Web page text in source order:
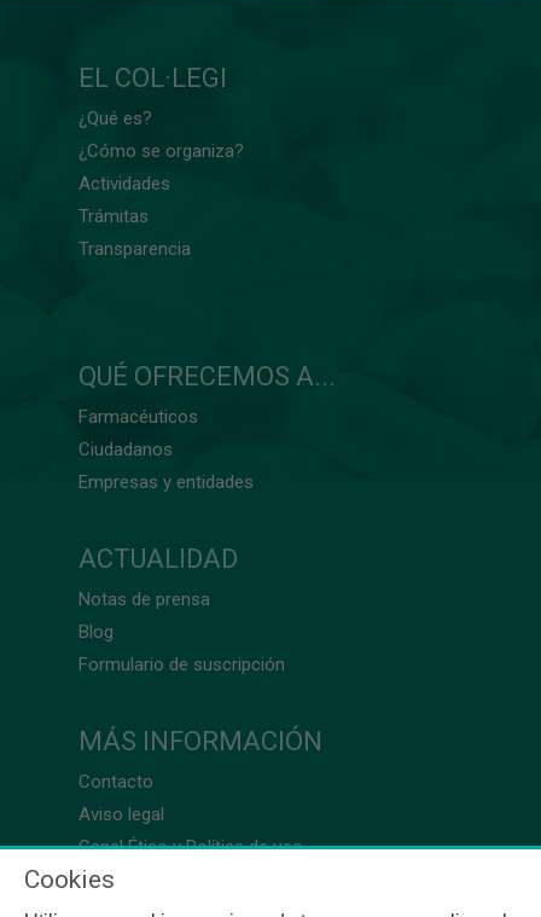
EL COL·LEGI
¿Qué es?
¿Cómo se organiza?
Actividades
Trámitas
Transparencia
QUÉ OFRECEMOS A...
Farmacéuticos
Ciudadanos
Empresas y entidades
ACTUALIDAD
Notas de prensa
Blog
Formulario de suscripción
MÁS INFORMACIÓN
Contacto
Aviso legal
Canal Ético y Política de uso
Cookies